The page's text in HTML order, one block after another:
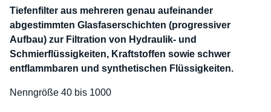
Tiefenfilter aus mehreren genau aufeinander
abgestimmten Glasfaserschichten (progressiver
Aufbau) zur Filtration von Hydraulik- und
Schmierflüssigkeiten, Kraftstoffen sowie schwer
entflammbaren und synthetischen Flüssigkeiten.
Nenngröße 40 bis 1000